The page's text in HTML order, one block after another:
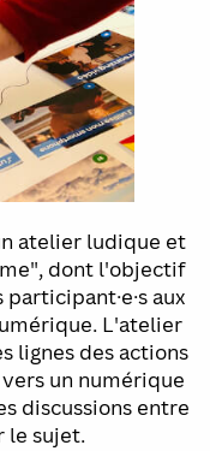
atelier ludique et
dont l'objectif
aux
L'atelier
lignes des actions
un numérique
discussions entre
le sujet.